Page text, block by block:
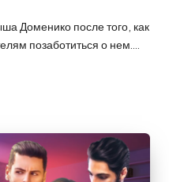
Доменико после того, как
позаботиться о нем.…